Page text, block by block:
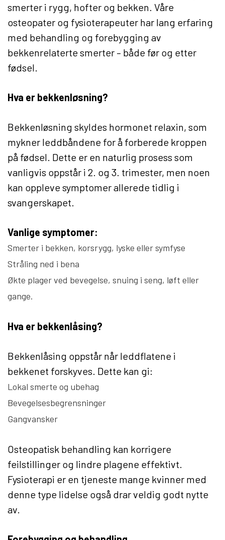
smerter i rygg, hofter og bekken. Våre
osteopater og fysioterapeuter har lang erfaring
med behandling og forebygging av
bekkenrelaterte smerter – både før og etter
fødsel.
Hva er bekkenløsning?
Bekkenløsning skyldes hormonet relaxin, som
mykner leddbåndene for å forberede kroppen
på fødsel. Dette er en naturlig prosess som
vanligvis oppstår i 2. og 3. trimester, men noen
kan oppleve symptomer allerede tidlig i
svangerskapet.
Vanlige symptomer:
Smerter i bekken, korsrygg, lyske eller symfyse
Stråling ned i bena
Økte plager ved bevegelse, snuing i seng, løft eller
gange.
Hva er bekkenlåsing?
Bekkenlåsing oppstår når leddflatene i
bekkenet forskyves. Dette kan gi:
Lokal smerte og ubehag
Bevegelsesbegrensninger
Gangvansker
Osteopatisk behandling kan korrigere
feilstillinger og lindre plagene effektivt.
Fysioterapi er en tjeneste mange kvinner med
denne type lidelse også drar veldig godt nytte
av.